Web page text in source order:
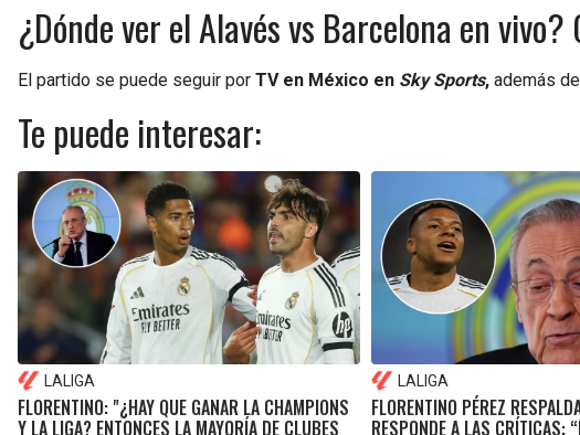
¿Dónde ver el Alavés vs Barcelona en
El partido se puede seguir por TV en México en Sky Sports, además
Te puede interesar:
LALIGA
FLORENTINO: "¿HAY QUE GANAR LA CHAMPIONS
Y LA LIGA? ENTONCES LA MAYORÍA DE CLUBES
LALIGA
FLORENTINO PÉREZ
RESPONDE A LAS CRÍTICAS: